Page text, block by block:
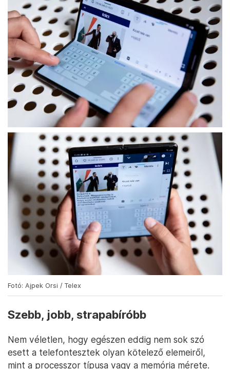
Fotó: Ajpek Orsi / Telex
Szebb, jobb, strapabíróbb
Nem véletlen, hogy egészen eddig nem sok szó
esett a telefontesztek olyan kötelező elemeiről,
mint a processzor típusa vagy a memória mérete.